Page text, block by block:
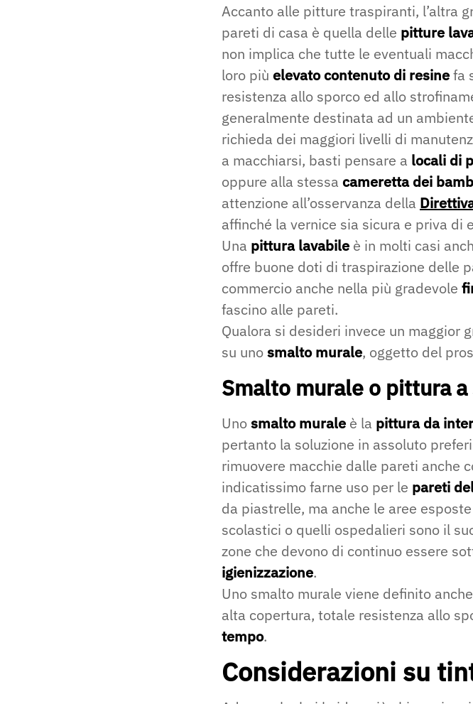
Accanto alle pitture traspiranti, l’altra
pareti di casa è quella delle pitture
non implica che tutte le eventuali
loro più elevato contenuto di resinefa
resistenza allo sporco ed allo
generalmente destinata ad un
richieda dei maggiori livelli di
a macchiarsi, basti pensare a locali di
oppure alla stessa cameretta dei
attenzione all’osservanza della
affinché la vernice sia sicura e priva di
Una pittura lavabile è in molti casi
offre buone doti di traspirazione delle
commercio anche nella più gradevole
fascino alle pareti.
Qualora si desideri invece un maggior
su unosmalto murale, oggetto del
Smalto murale o pittura
Unosmalto murale è la pittura da
pertanto la soluzione in assoluto
rimuovere macchie dalle pareti anche
indicatissimo farne uso per le pareti
da piastrelle, ma anche le aree
scolastici o quelli ospedalieri sono il
zone che devono di continuo essere
igienizzazione.
Uno smalto murale viene definito anche
alta copertura, totale resistenza allo
tempo.
Considerazioni su